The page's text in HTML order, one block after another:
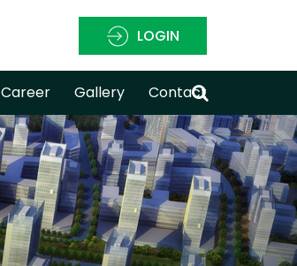
LOGIN
Career Gallery Contact